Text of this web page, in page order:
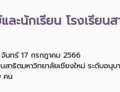
ละนักเรียน โรงเรียน
จันทร์ 17 กรกฎาคม 2566
สาธิตมหาวิทยาลัยเชียงใหม่ ระดับอนุบ
คน